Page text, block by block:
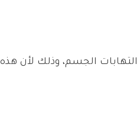
الجسم، وذلك لأن هذه